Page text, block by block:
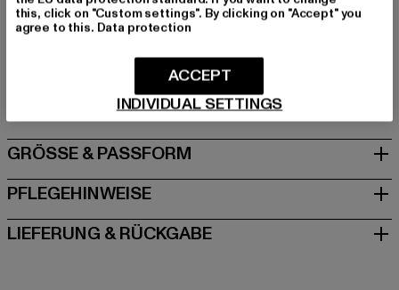
Art.Nr: PGDR1102-21041
Hollefeldstraße 16 | 48282 Emsdetten | DE
GRÖSSE & PASSFORM
PFLEGEHINWEISE
LIEFERUNG & RÜCKGABE
this, click on "Custom settings". By clicking on "Accept" you
agree to this. Data protection
INDIVIDUAL SETTINGS
ACCEPT